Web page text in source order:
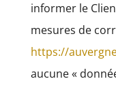
informer le
mesures de
https://
aucune «